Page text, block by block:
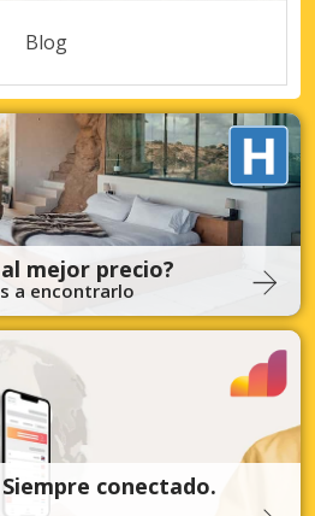
Blog
mejor precio?
a encontrarlo
conectado.